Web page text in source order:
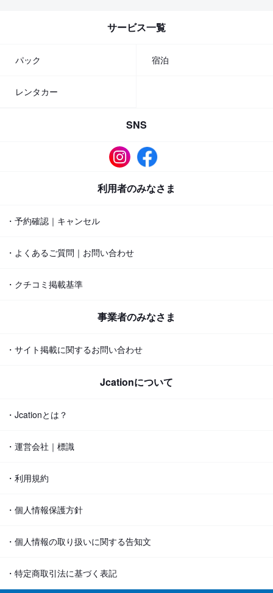
サービス一覧
パック 宿泊
レンタカー
SNS
利用者のみなさま
・予約確認｜キャンセル
・よくあるご質問｜お問い合わせ
・クチコミ掲載基準
事業者のみなさま
・サイト掲載に関するお問い合わせ
Jcationについて
・Jcationとは？
・運営会社｜標識
・利用規約
・個人情報保護方針
・個人情報の取り扱いに関する告知文
・特定商取引法に基づく表記